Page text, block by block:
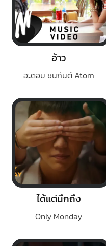
อ้าว
อะตอม ชนกันต์ Atom
ได้แต่นึกถึง
Only Monday